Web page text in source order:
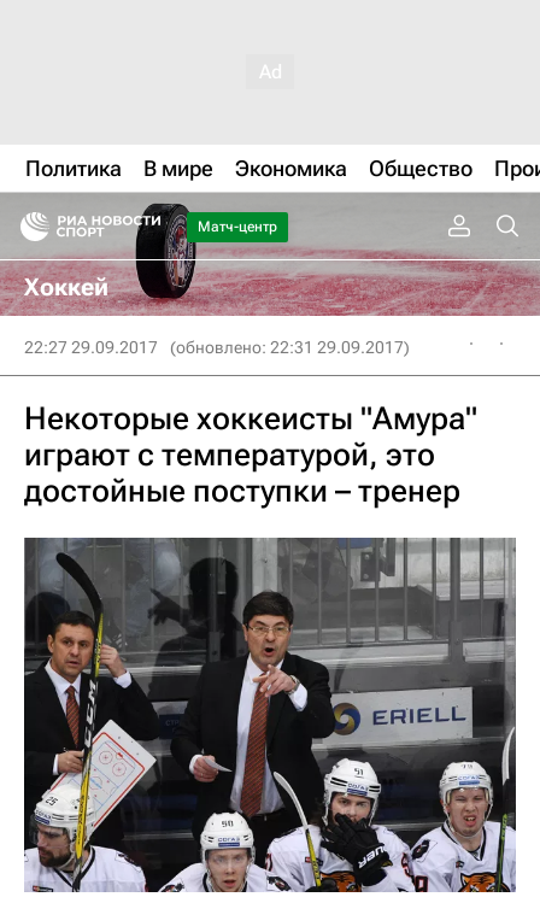
Политика В мире Экономика Общество
Матч-центр
Хоккей
22:27 29.09.2017 (обновлено: 22:31 29.09.2017)
Некоторые хоккеисты "Амура"
играют с температурой, это
достойные поступки – тренер